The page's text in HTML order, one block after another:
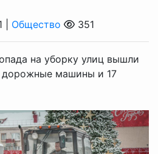
| Общество 351
на уборку улиц вышли
дорожные машины и 17